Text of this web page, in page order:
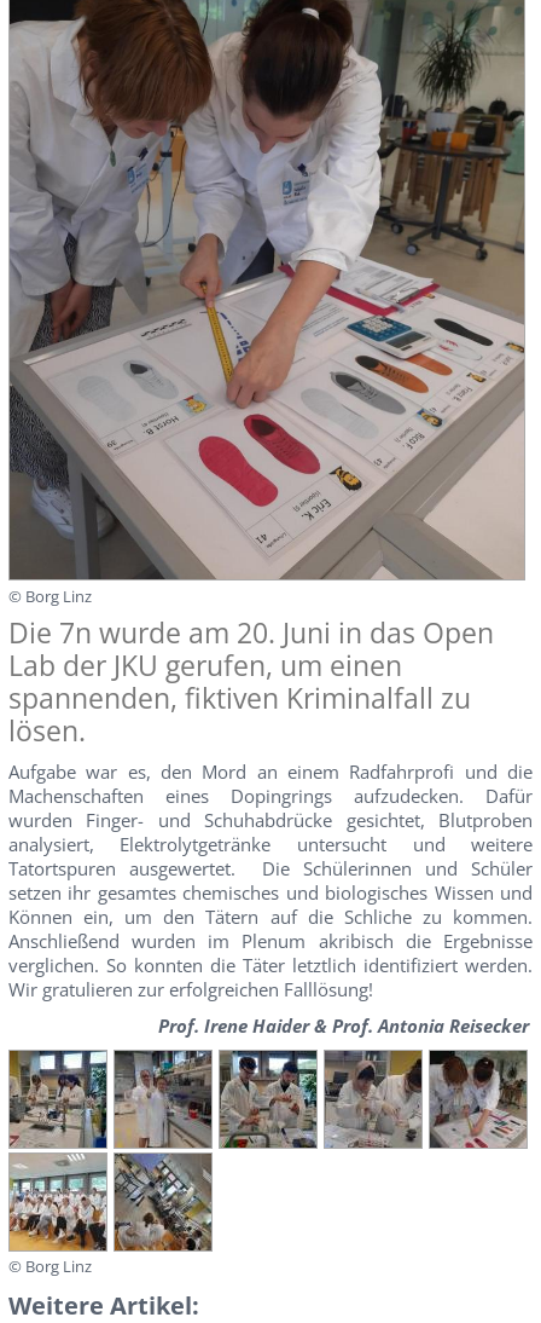
© Borg Linz
Die 7n wurde am 20. Juni in das Open
Lab der JKU gerufen, um einen
spannenden, fiktiven Kriminalfall zu
lösen.
Aufgabe war es, den Mord an einem Radfahrprofi und die
Machenschaften eines Dopingrings aufzudecken. Dafür
wurden Finger- und Schuhabdrücke gesichtet, Blutproben
analysiert, Elektrolytgetränke untersucht und weitere
Tatortspuren ausgewertet. Die Schülerinnen und Schüler
setzen ihr gesamtes chemisches und biologisches Wissen und
Können ein, um den Tätern auf die Schliche zu kommen.
Anschließend wurden im Plenum akribisch die Ergebnisse
verglichen. So konnten die Täter letztlich identifiziert werden.
Wir gratulieren zur erfolgreichen Falllösung!
Prof. Irene Haider & Prof. Antonia Reisecker
© Borg Linz
Weitere Artikel: